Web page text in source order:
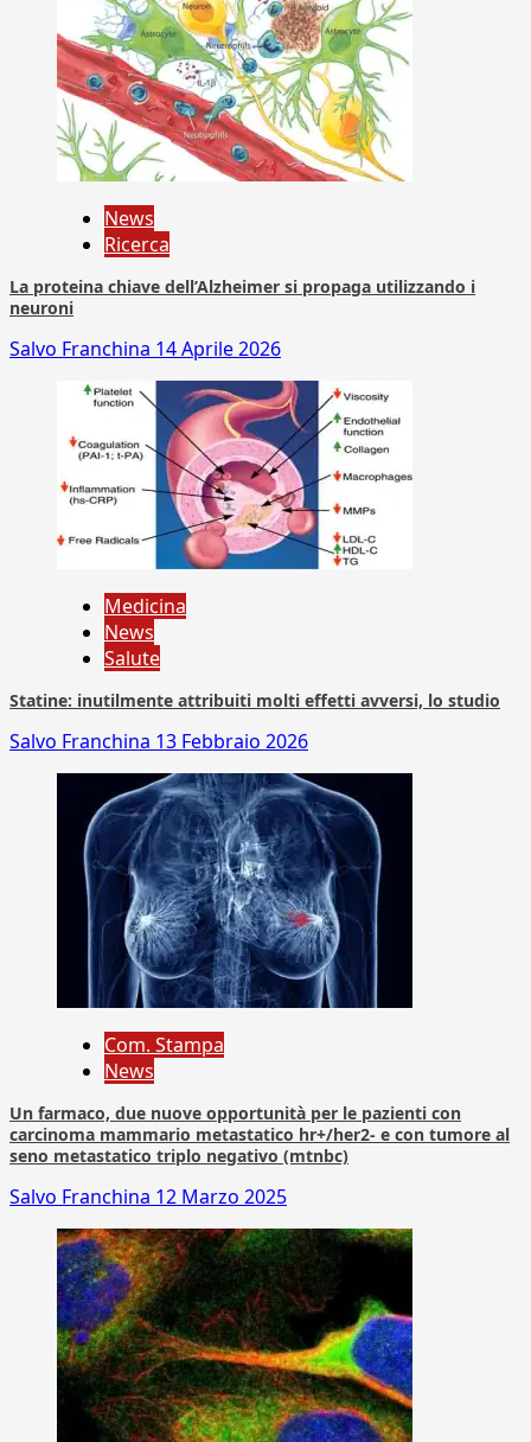
News
Ricerca
La proteina chiave dell’Alzheimer si propaga utilizzando i
neuroni
Salvo Franchina 14 Aprile 2026
Medicina
News
Salute
Statine: inutilmente attribuiti molti effetti avversi, lo studio
Salvo Franchina 13 Febbraio 2026
Com. Stampa
News
Un farmaco, due nuove opportunità per le pazienti con
carcinoma mammario metastatico hr+/her2- e con tumore al
seno metastatico triplo negativo (mtnbc)
Salvo Franchina 12 Marzo 2025